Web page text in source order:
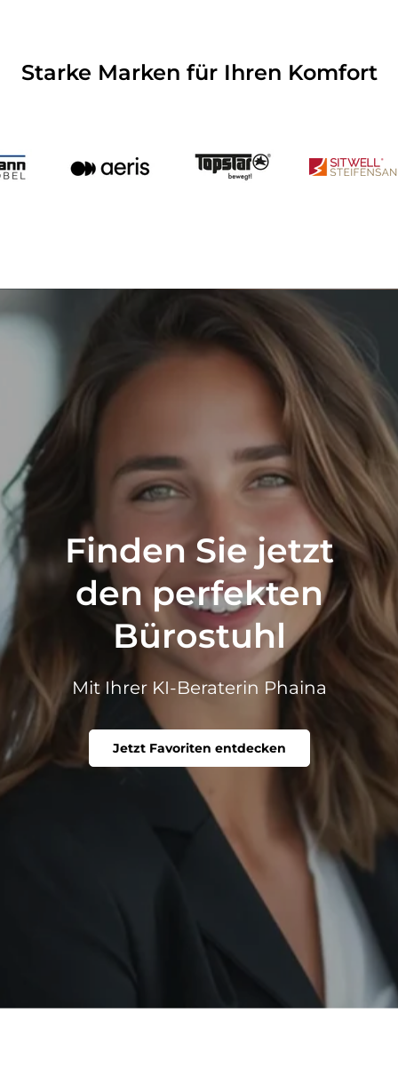
Starke Marken für Ihren Komfort
Finden Sie jetzt
den perfekten
Bürostuhl
Mit Ihrer KI-Beraterin Phaina
Jetzt Favoriten entdecken